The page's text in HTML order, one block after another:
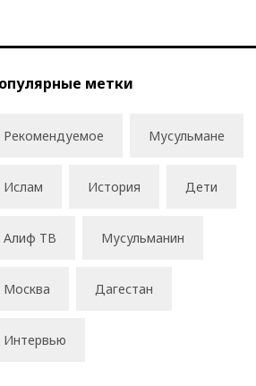
метки
Рекомендуемое Мусульмане
Ислам История Дети
Алиф ТВ Мусульманин
Москва Дагестан
Интервью